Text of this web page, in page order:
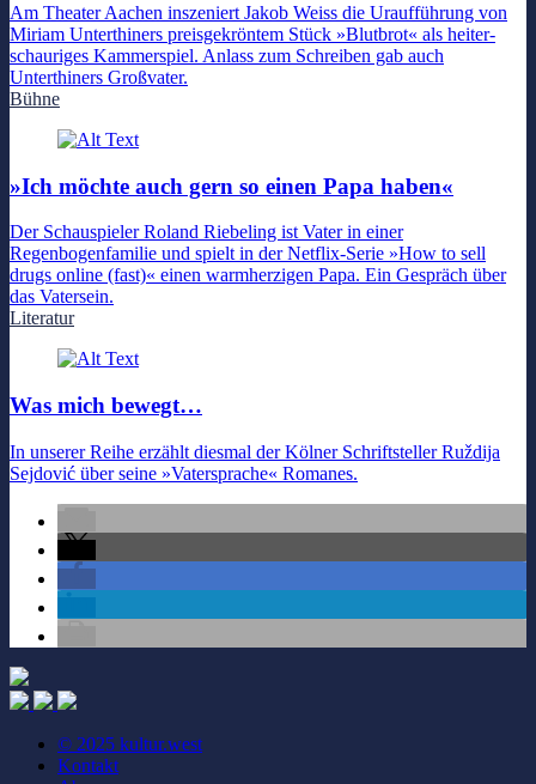
Am Theater Aachen inszeniert Jakob Weiss die Uraufführung von
Miriam Unterthiners preisgekröntem Stück »Blutbrot« als heiter-
schauriges Kammerspiel. Anlass zum Schreiben gab auch
Unterthiners Großvater.
Bühne
»Ich möchte auch gern so einen Papa haben«
Der Schauspieler Roland Riebeling ist Vater in einer
Regenbogenfamilie und spielt in der Netflix-Serie »How to sell
drugs online (fast)« einen warmherzigen Papa. Ein Gespräch über
das Vatersein.
Literatur
Was mich bewegt…
In unserer Reihe erzählt diesmal der Kölner Schriftsteller Ruždija
Sejdović über seine »Vatersprache« Romanes.
© 2025 kultur.west
Kontakt